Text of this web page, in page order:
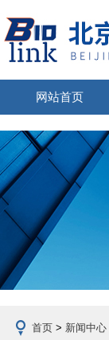
网站首页
首页 > 新闻中心